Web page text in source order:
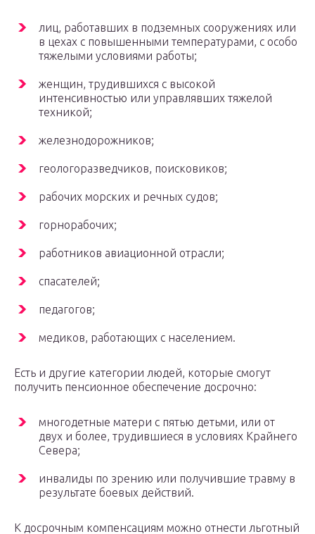
лиц, работавших в подземных сооружениях или
в цехах с повышенными температурами, с особо
тяжелыми условиями работы;
женщин, трудившихся с высокой
интенсивностью или управлявших тяжелой
техникой;
железнодорожников;
геологоразведчиков, поисковиков;
рабочих морских и речных судов;
горнорабочих;
работников авиационной отрасли;
спасателей;
педагогов;
медиков, работающих с населением.
Есть и другие категории людей, которые смогут
получить пенсионное обеспечение досрочно:
многодетные матери с пятью детьми, или от
двух и более, трудившиеся в условиях Крайнего
Севера;
инвалиды по зрению или получившие травму в
результате боевых действий.
К досрочным компенсациям можно отнести льготный